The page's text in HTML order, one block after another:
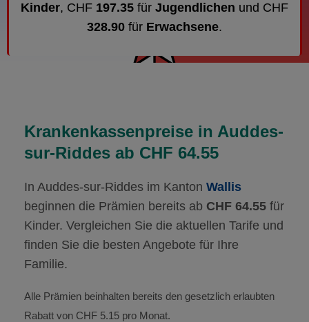
Kinder, CHF 197.35 für Jugendlichen und CHF
328.90 für Erwachsene.
Krankenkassenpreise in Auddes-
sur-Riddes ab CHF 64.55
In Auddes-sur-Riddes im Kanton Wallis
beginnen die Prämien bereits ab CHF 64.55 für
Kinder. Vergleichen Sie die aktuellen Tarife und
finden Sie die besten Angebote für Ihre
Familie.
Alle Prämien beinhalten bereits den gesetzlich erlaubten
Rabatt von CHF 5.15 pro Monat.